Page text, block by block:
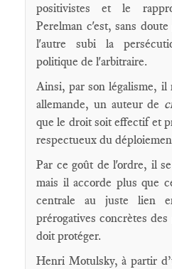
positivistes et le
Perelman c'est, sans
l'autre subi la
politique de l'arbitraire.
Ainsi, par son légalisme, il
allemande, un auteur de
que le droit soit effectif et
respectueux du
Par ce goût de l'ordre, il
mais il accorde plus que
centrale au juste lien
prérogatives concrètes
doit protéger.
Henri Motulsky, à partir